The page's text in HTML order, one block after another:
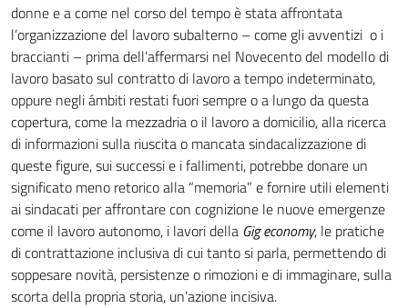
donne e a come nel corso del tempo è stata affrontata
l’organizzazione del lavoro subalterno – come gli avventizi o i
braccianti – prima dell’affermarsi nel Novecento del modello di
lavoro basato sul contratto di lavoro a tempo indeterminato,
oppure negli ámbiti restati fuori sempre o a lungo da questa
copertura, come la mezzadria o il lavoro a domicilio, alla ricerca
di informazioni sulla riuscita o mancata sindacalizzazione di
queste figure, sui successi e i fallimenti, potrebbe donare un
significato meno retorico alla “memoria” e fornire utili elementi
ai sindacati per affrontare con cognizione le nuove emergenze
come il lavoro autonomo, i lavori della Gig economy, le pratiche
di contrattazione inclusiva di cui tanto si parla, permettendo di
soppesare novità, persistenze o rimozioni e di immaginare, sulla
scorta della propria storia, un’azione incisiva.